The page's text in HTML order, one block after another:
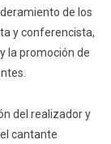
de los
y conferencista,
la promoción de
del realizador y
cantante